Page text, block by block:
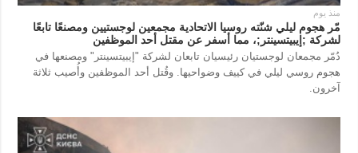
منذ يوم
مّر هجوم ليلي شنّته روسيا الاتحادية مجمعين لوجستيين ومصنعًا تابعًا
لشركة ;إيبيتسينتر;، مما أسفر عن مقتل أحد الموظفين
دُمّر مجمعان لوجستيان رئيسيان تابعان لشركة "إيبيتسينتر" ومصنعها في
هجوم روسي ليلي في كييف وضواحيها. وقُتل أحد الموظفين وأُصيب ثلاثة
آخرون.